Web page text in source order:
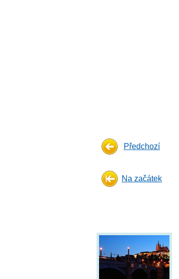
Předchozí
Na začátek